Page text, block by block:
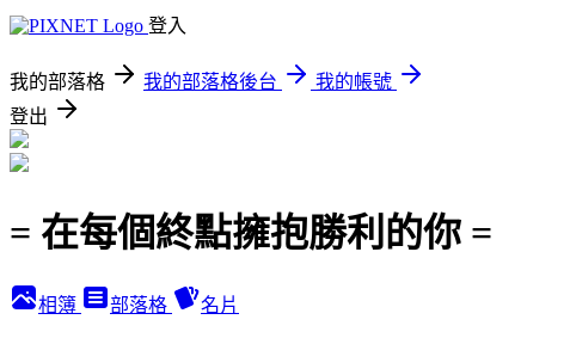
登入
我的部落格 我的部落格後台
我的帳號
登出
= 在每個終點擁抱勝利的你 =
相簿 部落格 名片